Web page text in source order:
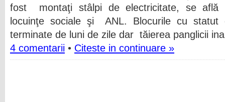
fost montaţi stâlpi de electricitate, se află
locuinţe sociale şi ANL. Blocurile cu statut
terminate de luni de zile dar tăierea panglicii
4 comentarii • Citeste in continuare »